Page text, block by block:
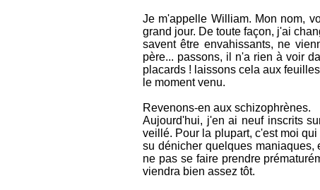
Je m'appelle William. Mon nom,
grand jour. De toute façon, j'ai
savent être envahissants, ne
père... passons, il n'a rien à voir
placards ! laissons cela aux
le moment venu.
Revenons-en aux schizophrènes.
Aujourd'hui, j'en ai neuf inscrits
veillé. Pour la plupart, c'est moi
su dénicher quelques
ne pas se faire prendre
viendra bien assez tôt.